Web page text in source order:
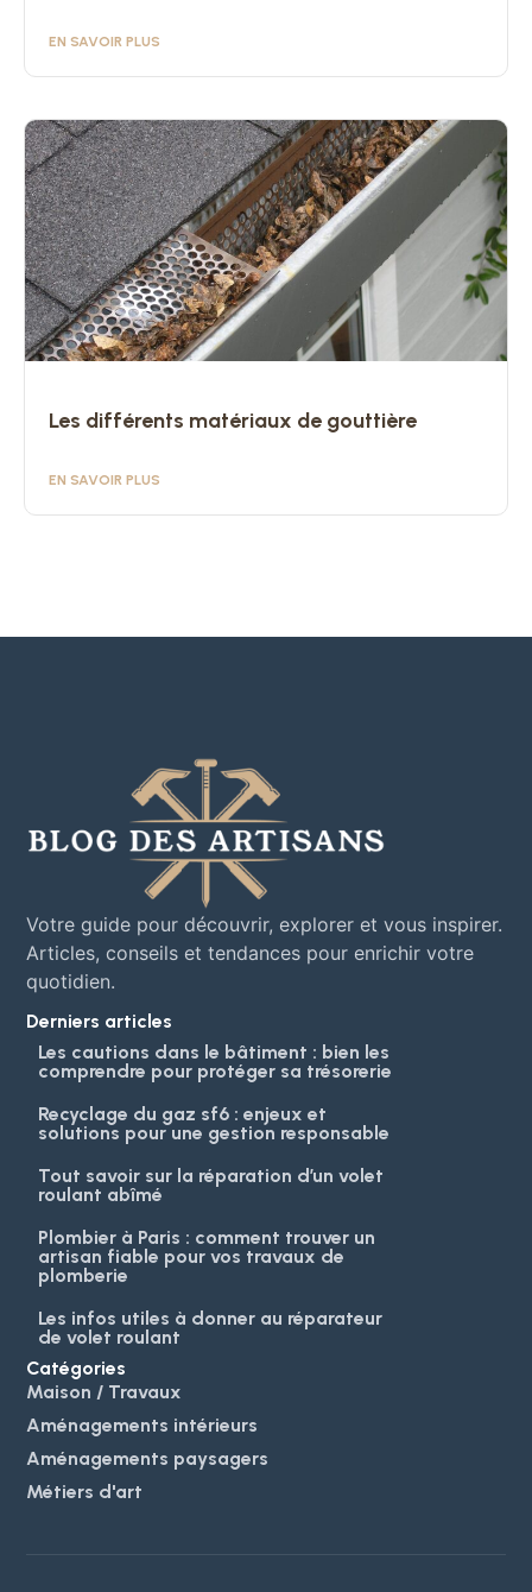
EN SAVOIR PLUS
Les différents matériaux de gouttière
EN SAVOIR PLUS
Votre guide pour découvrir, explorer et vous inspirer.
Articles, conseils et tendances pour enrichir votre
quotidien.
Derniers articles
Les cautions dans le bâtiment : bien les
comprendre pour protéger sa trésorerie
Recyclage du gaz sf6 : enjeux et
solutions pour une gestion responsable
Tout savoir sur la réparation d’un volet
roulant abîmé
Plombier à Paris : comment trouver un
artisan fiable pour vos travaux de
plomberie
Les infos utiles à donner au réparateur
de volet roulant
Catégories
Maison / Travaux
Aménagements intérieurs
Aménagements paysagers
Métiers d'art